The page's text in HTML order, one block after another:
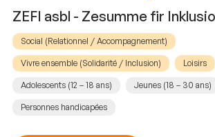
ZEFI asbl - Zesumme fir
Social (Relationnel / Accompagnement)
Vivre ensemble (Solidarité / Inclusion) Loisirs
Adolescents (12 – 18 ans) Jeunes (18 – 30 ans)
Personnes handicapées